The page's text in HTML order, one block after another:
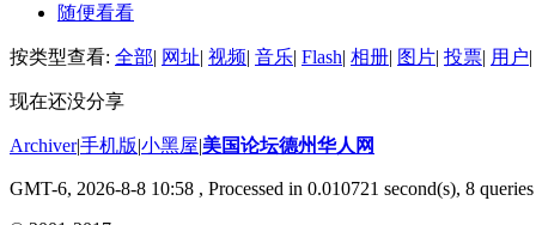
随便看看
按类型查看: 全部| 网址| 视频| 音乐| Flash| 相册| 图片| 投票| 用户|
现在还没分享
Archiver|手机版|小黑屋|美国论坛德州华人网
GMT-6, 2026-8-8 10:58 , Processed in 0.010721 second(s), 8